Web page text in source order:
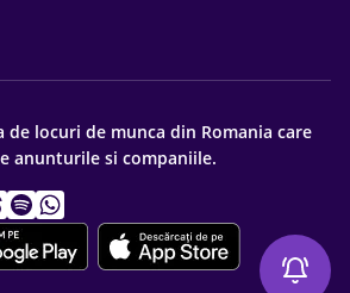
de locuri de munca din Romania care
anunturile si companiile.